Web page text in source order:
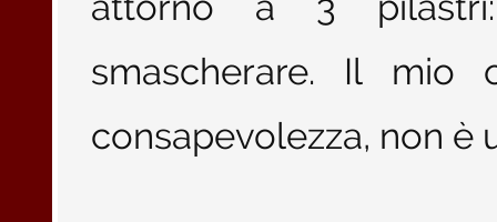
smascherare. Il mio
consapevolezza, non è